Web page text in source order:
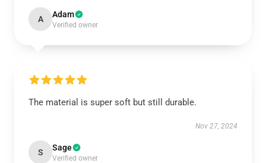
A Adam
Verified owner
The material is super soft but still durable.
Nov 27, 2024
S Sage
Verified owner